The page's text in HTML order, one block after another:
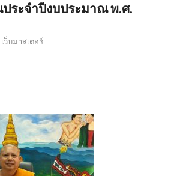
ประจำปีงบประมาณ พ.ศ.
เว็บมาสเตอร์